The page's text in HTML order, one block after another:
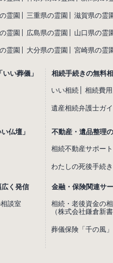
霊園 三重県の霊園 滋賀県の霊
霊園 広島県の霊園 山口県の霊
霊園 大分県の霊園 宮崎県の霊
い葬儀」
仏壇」
相続手続きの無料
いい相続 相続費
遺産相続弁護士ガ
不動産・遺品整理
相続不動産サポート
わたしの死後手続き
金融・保険関連サ
相続・老後資金の
（株式会社鎌倉新
葬儀保険「千の風
く発信
談室